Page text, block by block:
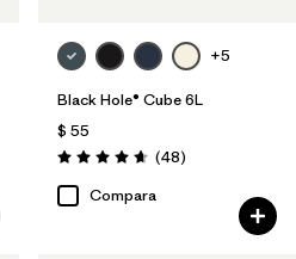
+5
Black Hole® Cube 6L
$ 55
Valoración: 4.7 / 5
(48Comentarios
)
Compara